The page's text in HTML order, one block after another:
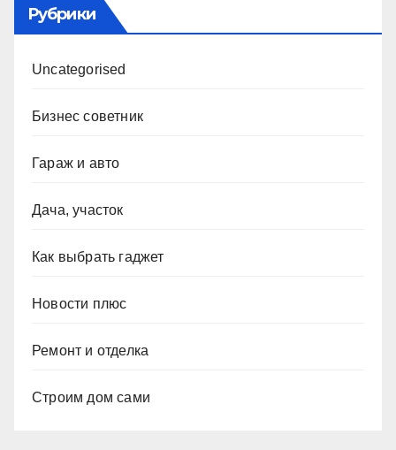
Рубрики
Uncategorised
Бизнес советник
Гараж и авто
Дача, участок
Как выбрать гаджет
Новости плюс
Ремонт и отделка
Строим дом сами